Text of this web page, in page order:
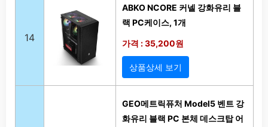
14
ABKO NCORE 커넬 강화유리 블
랙 PC케이스, 1개
가격 : 35,200원
상품상세 보기
GEO메트릭퓨처 Model5 벤트 강
화유리 블랙 PC 본체 데스크탑 어